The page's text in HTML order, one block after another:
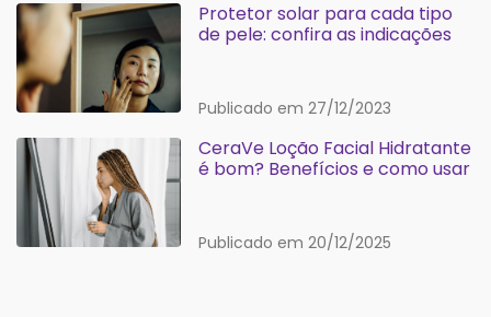
Protetor solar para cada tipo
de pele: confira as indicações
Publicado em 27/12/2023
CeraVe Loção Facial Hidratante
é bom? Benefícios e como usar
Publicado em 20/12/2025